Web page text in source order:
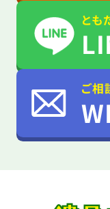
とも
ご相